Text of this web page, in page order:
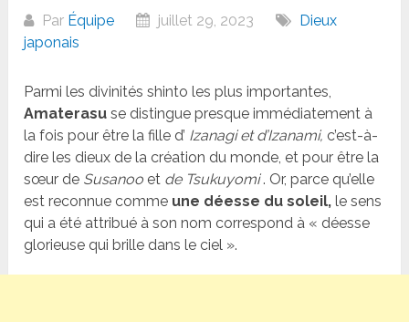
Par Équipe juillet 29, 2023
Dieux
japonais
Parmi les divinités shinto les plus importantes,
Amaterasu se distingue presque immédiatement à
la fois pour être la fille d’ Izanagi et d’Izanami, c’est-à-
dire les dieux de la création du monde, et pour être la
sœur de Susanoo et de Tsukuyomi. Or, parce qu’elle
est reconnue comme une déesse du soleil, le sens
qui a été attribué à son nom correspond à « déesse
glorieuse qui brille dans le ciel ».